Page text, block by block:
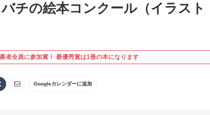
チの絵本コンクール（イラスト
者全員に参加賞！ 最優秀賞は1冊の本になります
Googleカレンダーに追加